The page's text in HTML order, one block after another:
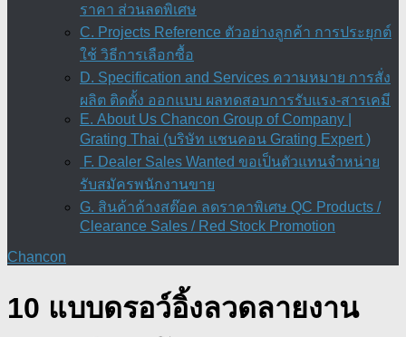
ราคา ส่วนลดพิเศษ
C. Projects Reference ตัวอย่างลูกค้า การประยุกต์
ใช้ วิธีการเลือกซื้อ
D. Specification and Services ความหมาย การสั่ง
ผลิต ติดตั้ง ออกแบบ ผลทดสอบการรับแรง-สารเคมี
E. About Us Chancon Group of Company |
Grating Thai (บริษัท แชนคอน Grating Expert )
F. Dealer Sales Wanted ขอเป็นตัวแทนจำหน่าย
รับสมัครพนักงานขาย
G. สินค้าค้างสต๊อค ลดราคาพิเศษ QC Products /
Clearance Sales / Red Stock Promotion
Chancon
10 แบบดรอว์อิ้งลวดลายงาน